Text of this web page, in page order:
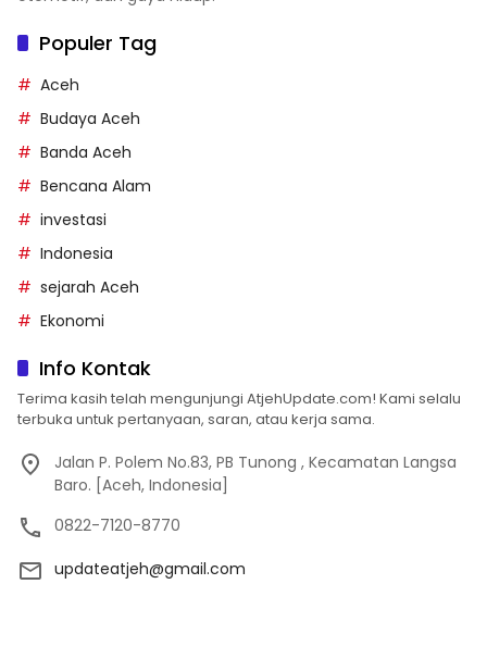
Populer Tag
Aceh
Budaya Aceh
Banda Aceh
Bencana Alam
investasi
Indonesia
sejarah Aceh
Ekonomi
Info Kontak
Terima kasih telah mengunjungi AtjehUpdate.com! Kami selalu
terbuka untuk pertanyaan, saran, atau kerja sama.
Jalan P. Polem No.83, PB Tunong , Kecamatan Langsa
Baro. [Aceh, Indonesia]
0822-7120-8770
updateatjeh@gmail.com